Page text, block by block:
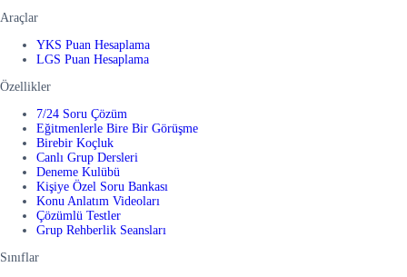
Araçlar
YKS Puan Hesaplama
LGS Puan Hesaplama
Özellikler
7/24 Soru Çözüm
Eğitmenlerle Bire Bir Görüşme
Birebir Koçluk
Canlı Grup Dersleri
Deneme Kulübü
Kişiye Özel Soru Bankası
Konu Anlatım Videoları
Çözümlü Testler
Grup Rehberlik Seansları
Sınıflar